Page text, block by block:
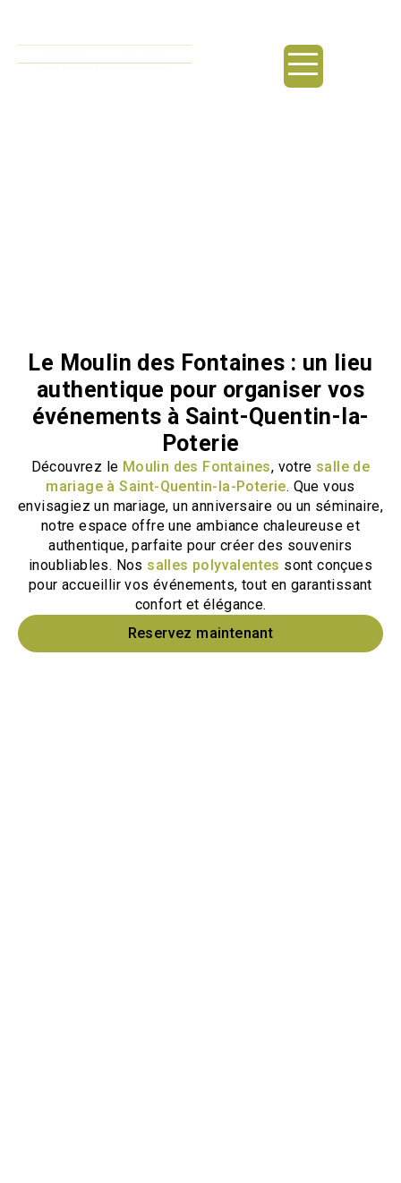
Le Moulin des Fontaines : un lieu
authentique pour organiser vos
événements à Saint-Quentin-la-
Poterie
Découvrez le Moulin des Fontaines, votre salle de
mariage à Saint-Quentin-la-Poterie. Que vous
envisagiez un mariage, un anniversaire ou un séminaire,
notre espace offre une ambiance chaleureuse et
authentique, parfaite pour créer des souvenirs
inoubliables. Nos salles polyvalentes sont conçues
pour accueillir vos événements, tout en garantissant
confort et élégance.
Reservez maintenant